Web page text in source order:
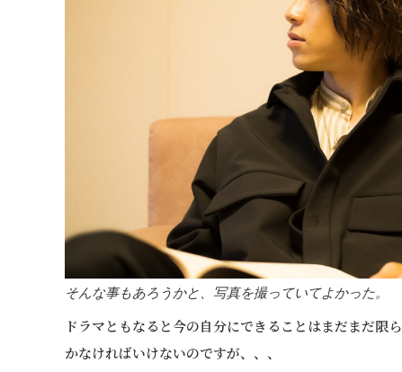
そんな事もあろうかと、写真を撮っていてよかった。
ドラマともなると今の自分にできることはまだまだ限
かなければいけないのですが、、、